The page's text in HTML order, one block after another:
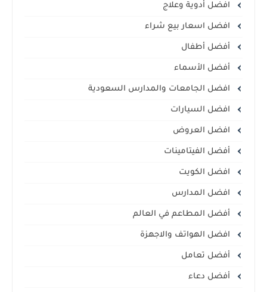
افضل أدوية وعلاج
افضل اسعار بيع شراء
أفضل أطفال
أفضل الأسماء
افضل الجامعات والمدارس السعودية
افضل السيارات
افضل العروض
أفضل الفيتامينات
افضل الكويت
افضل المدارس
أفضل المطاعم في العالم
افضل الهواتف والاجهزة
أفضل تعامل
أفضل دعاء